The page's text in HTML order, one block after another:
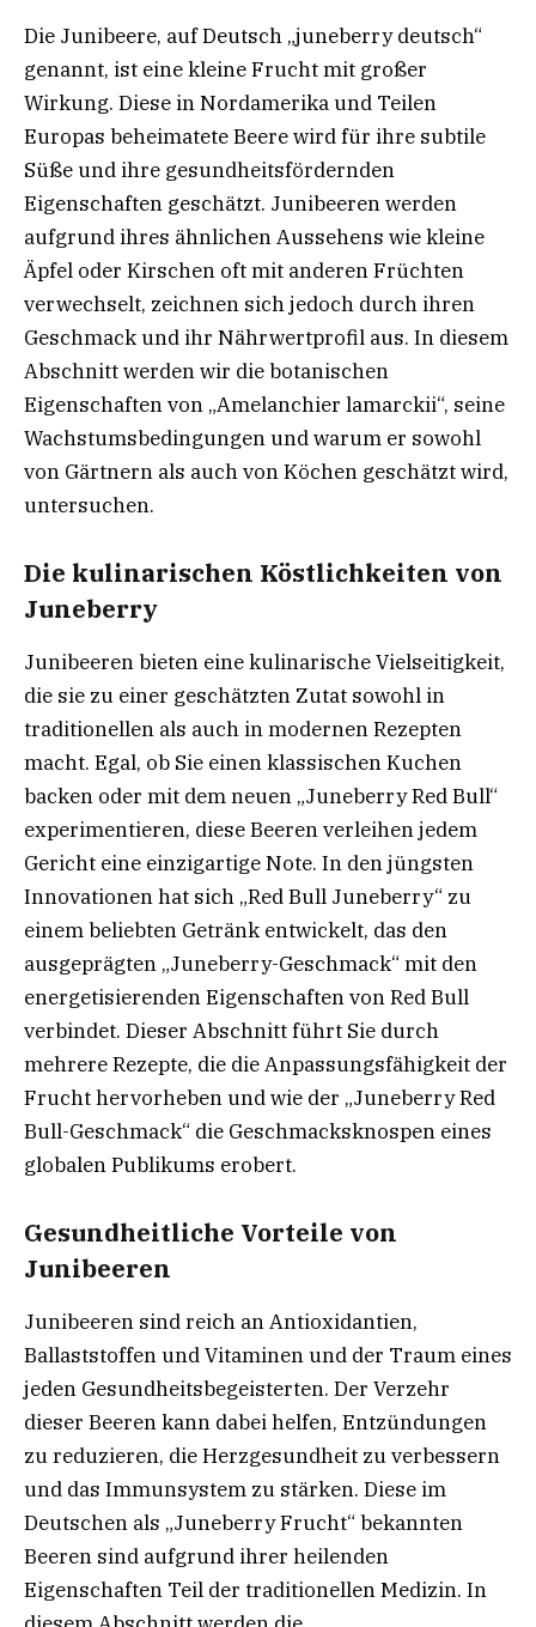
Die Junibeere, auf Deutsch „juneberry deutsch“
genannt, ist eine kleine Frucht mit großer
Wirkung. Diese in Nordamerika und Teilen
Europas beheimatete Beere wird für ihre subtile
Süße und ihre gesundheitsfördernden
Eigenschaften geschätzt. Junibeeren werden
aufgrund ihres ähnlichen Aussehens wie kleine
Äpfel oder Kirschen oft mit anderen Früchten
verwechselt, zeichnen sich jedoch durch ihren
Geschmack und ihr Nährwertprofil aus. In diesem
Abschnitt werden wir die botanischen
Eigenschaften von „Amelanchier lamarckii“, seine
Wachstumsbedingungen und warum er sowohl
von Gärtnern als auch von Köchen geschätzt wird,
untersuchen.
Die kulinarischen Köstlichkeiten von
Juneberry
Junibeeren bieten eine kulinarische Vielseitigkeit,
die sie zu einer geschätzten Zutat sowohl in
traditionellen als auch in modernen Rezepten
macht. Egal, ob Sie einen klassischen Kuchen
backen oder mit dem neuen „Juneberry Red Bull“
experimentieren, diese Beeren verleihen jedem
Gericht eine einzigartige Note. In den jüngsten
Innovationen hat sich „Red Bull Juneberry“ zu
einem beliebten Getränk entwickelt, das den
ausgeprägten „Juneberry-Geschmack“ mit den
energetisierenden Eigenschaften von Red Bull
verbindet. Dieser Abschnitt führt Sie durch
mehrere Rezepte, die die Anpassungsfähigkeit der
Frucht hervorheben und wie der „Juneberry Red
Bull-Geschmack“ die Geschmacksknospen eines
globalen Publikums erobert.
Gesundheitliche Vorteile von
Junibeeren
Junibeeren sind reich an Antioxidantien,
Ballaststoffen und Vitaminen und der Traum eines
jeden Gesundheitsbegeisterten. Der Verzehr
dieser Beeren kann dabei helfen, Entzündungen
zu reduzieren, die Herzgesundheit zu verbessern
und das Immunsystem zu stärken. Diese im
Deutschen als „Juneberry Frucht“ bekannten
Beeren sind aufgrund ihrer heilenden
Eigenschaften Teil der traditionellen Medizin. In